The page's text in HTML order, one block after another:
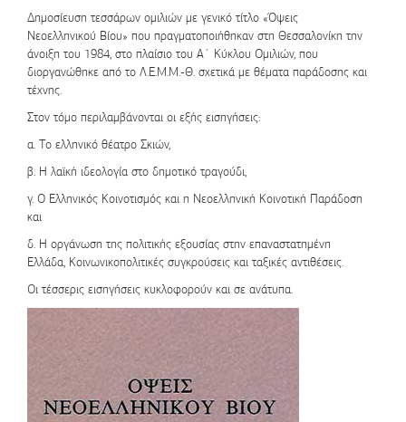
Δημοσίευση τεσσάρων ομιλιών με γενικό τίτλο «Όψεις
Νεοελληνικού Βίου» που πραγματοποιήθηκαν στη Θεσσαλονίκη την
άνοιξη του 1984, στο πλαίσιο του Α΄ Κύκλου Ομιλιών, που
διοργανώθηκε από το Λ.Ε.Μ.Μ.-Θ. σχετικά με θέματα παράδοσης και
τέχνης.
Στον τόμο περιλαμβάνονται οι εξής εισηγήσεις:
α. Το ελληνικό θέατρο Σκιών,
β. Η λαϊκή ιδεολογία στο δημοτικό τραγούδι,
γ. Ο Ελληνικός Κοινοτισμός και η Νεοελληνική Κοινοτική Παράδοση
και
δ. Η οργάνωση της πολιτικής εξουσίας στην επαναστατημένη
Ελλάδα, Κοινωνικοπολιτικές συγκρούσεις και ταξικές αντιθέσεις.
Οι τέσσερις εισηγήσεις κυκλοφορούν και σε ανάτυπα.